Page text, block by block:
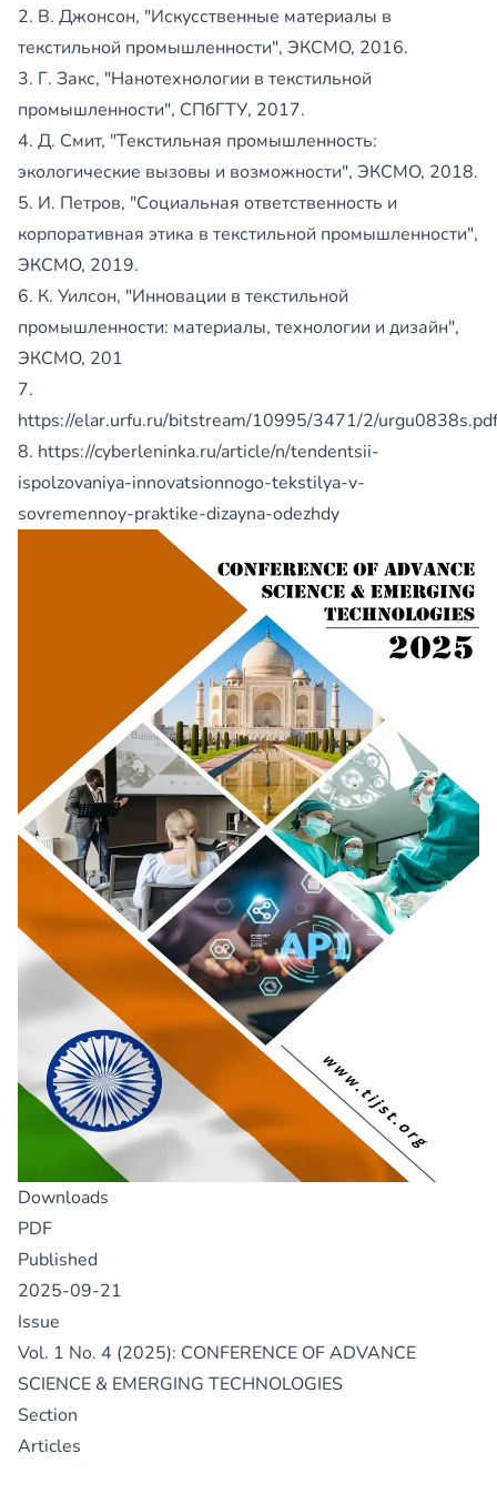
2. В. Джонсон, "Искусственные материалы в
текстильной промышленности", ЭКСМО, 2016.
3. Г. Закс, "Нанотехнологии в текстильной
промышленности", СПбГТУ, 2017.
4. Д. Смит, "Текстильная промышленность:
экологические вызовы и возможности", ЭКСМО, 2018.
5. И. Петров, "Социальная ответственность и
корпоративная этика в текстильной промышленности",
ЭКСМО, 2019.
6. К. Уилсон, "Инновации в текстильной
промышленности: материалы, технологии и дизайн",
ЭКСМО, 201
7.
https://elar.urfu.ru/bitstream/10995/3471/2/urgu0838s.pdf
8. https://cyberleninka.ru/article/n/tendentsii-
ispolzovaniya-innovatsionnogo-tekstilya-v-
sovremennoy-praktike-dizayna-odezhdy
Downloads
PDF
Published
2025-09-21
Issue
Vol. 1 No. 4 (2025): CONFERENCE OF ADVANCE
SCIENCE & EMERGING TECHNOLOGIES
Section
Articles